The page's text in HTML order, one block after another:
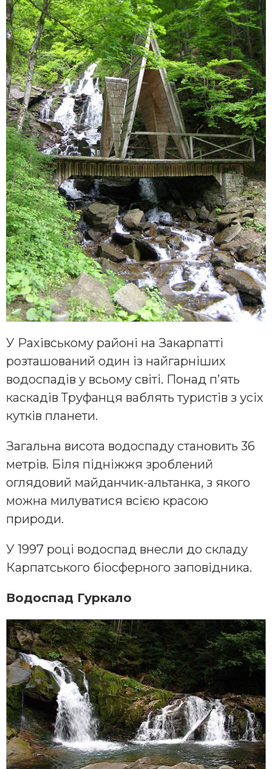
У Рахівському районі на Закарпатті
розташований один із найгарніших
водоспадів у всьому світі. Понад п’ять
каскадів Труфанця ваблять туристів з усіх
кутків планети.
Загальна висота водоспаду становить 36
метрів. Біля підніжжя зроблений
оглядовий майданчик-альтанка, з якого
можна милуватися всією красою
природи.
У 1997 році водоспад внесли до складу
Карпатського біосферного заповідника.
Водоспад Гуркало